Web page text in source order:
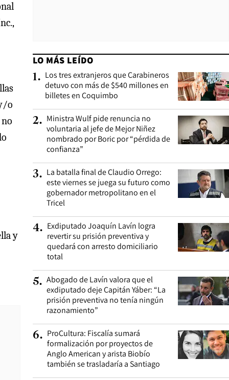
o
y
LO MÁS LEÍDO
1. Los tres extranjeros que Carabineros
detuvo con más de $540 millones en
billetes en Coquimbo
2. Ministra Wulf pide renuncia no
voluntaria al jefe de Mejor Niñez
nombrado por Boric por “pérdida de
confianza”
3. La batalla final de Claudio Orrego:
este viernes se juega su futuro como
gobernador metropolitano en el
Tricel
4. Exdiputado Joaquín Lavín logra
revertir su prisión preventiva y
quedará con arresto domiciliario
total
5. Abogado de Lavín valora que el
exdiputado deje Capitán Yáber: “La
prisión preventiva no tenía ningún
razonamiento”
6. ProCultura: Fiscalía sumará
formalización por proyectos de
Anglo American y arista Biobío
también se trasladaría a Santiago